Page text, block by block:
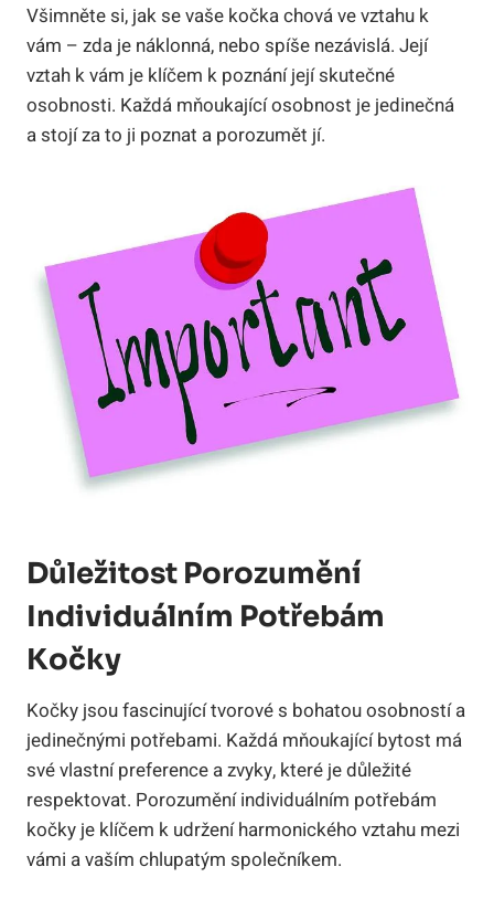
Všimněte si, jak se vaše kočka chová ve vztahu k
vám – zda je náklonná, nebo spíše nezávislá. Její
vztah k vám je klíčem k poznání její skutečné
osobnosti. Každá mňoukající osobnost je jedinečná
a stojí za to ji poznat a porozumět jí.
Důležitost Porozumění
Individuálním Potřebám
Kočky
Kočky jsou fascinující tvorové s bohatou osobností a
jedinečnými potřebami. Každá mňoukající bytost má
své vlastní preference a zvyky, které je důležité
respektovat. Porozumění individuálním potřebám
kočky je klíčem k udržení harmonického vztahu mezi
vámi a vaším chlupatým společníkem.